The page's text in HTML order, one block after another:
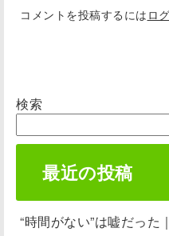
コメントを投稿するには ロ
検索
最近の投稿
“時間がない”は嘘だった